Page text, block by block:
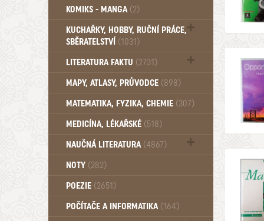
Komiks - Čtyřlístek (234)
KOMIKS - MANGA (2)
KUCHAŘKY, HOBBY, RUČNÍ PRÁCE,
SBĚRATELSTVÍ (1031)
Dům a byt (102)
LITERATURA FAKTU (2731)
Katalogy (503)
MAPY, ATLASY, PRŮVODCE (898)
MATEMATIKA, FYZIKA, CHEMIE (307)
MEDICÍNA, LÉKAŘSKÉ (518)
NAUČNÁ LITERATURA (4867)
Zdraví a zdraví životní styl (510)
NOTY (282)
POEZIE (2651)
POČÍTAČE A INFORMATIKA (164)